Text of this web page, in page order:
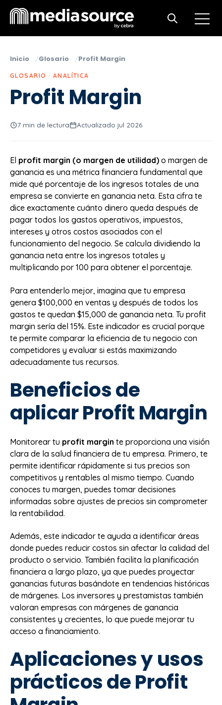
Open
Open search
Inicio Glosario Profit Margin
GLOSARIO · ANALÍTICA
Profit Margin
7 min de lectura Actualizado jul 2026
El profit margin (o margen de utilidad) o margen de
ganancia es una métrica financiera fundamental que
mide qué porcentaje de los ingresos totales de una
empresa se convierte en ganancia neta. Esta cifra te
dice exactamente cuánto dinero queda después de
pagar todos los gastos operativos, impuestos,
intereses y otros costos asociados con el
funcionamiento del negocio. Se calcula dividiendo la
ganancia neta entre los ingresos totales y
multiplicando por 100 para obtener el porcentaje.
Para entenderlo mejor, imagina que tu empresa
genera $100,000 en ventas y después de todos los
gastos te quedan $15,000 de ganancia neta. Tu profit
margin sería del 15%. Este indicador es crucial porque
te permite comparar la eficiencia de tu negocio con
competidores y evaluar si estás maximizando
adecuadamente tus recursos.
Beneficios de
aplicar Profit Margin
Monitorear tu profit margin te proporciona una visión
clara de la salud financiera de tu empresa. Primero, te
permite identificar rápidamente si tus precios son
competitivos y rentables al mismo tiempo. Cuando
conoces tu margen, puedes tomar decisiones
informadas sobre ajustes de precios sin comprometer
la rentabilidad.
Además, este indicador te ayuda a identificar áreas
donde puedes reducir costos sin afectar la calidad del
producto o servicio. También facilita la planificación
financiera a largo plazo, ya que puedes proyectar
ganancias futuras basándote en tendencias históricas
de márgenes. Los inversores y prestamistas también
valoran empresas con márgenes de ganancia
consistentes y crecientes, lo que puede mejorar tu
acceso a financiamiento.
Aplicaciones y usos
prácticos de Profit